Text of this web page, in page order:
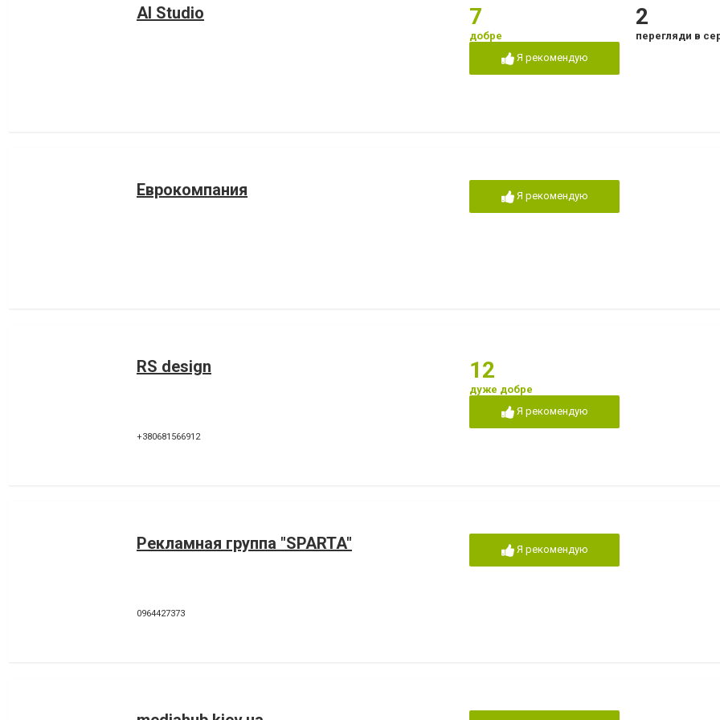
AI Studio 7
добре
Я рекомендую
2
перегляди в
Еврокомпания Я рекомендую
RS design
+380681566912
12
дуже добре
Я рекомендую
Рекламная группа "SPARTA"
0964427373
Я рекомендую